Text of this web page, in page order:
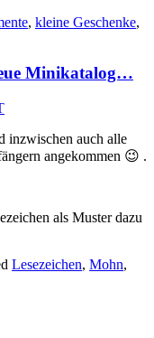
, kleine Geschenke,
Minikatalog…
inzwischen auch alle
angekommen 😉 .
als Muster dazu
Lesezeichen, Mohn,